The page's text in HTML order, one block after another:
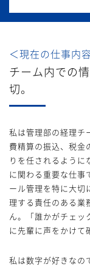
＜現在の仕事内
チーム内での
切。
私は管理部の経理チ
費精算の振込、税金
りを任されるよう
に関わる重要な仕事
ール管理を特に大切
理する責任のある業
ん。「誰かがチェッ
に先輩に声をかけて
私は数字が好きなの